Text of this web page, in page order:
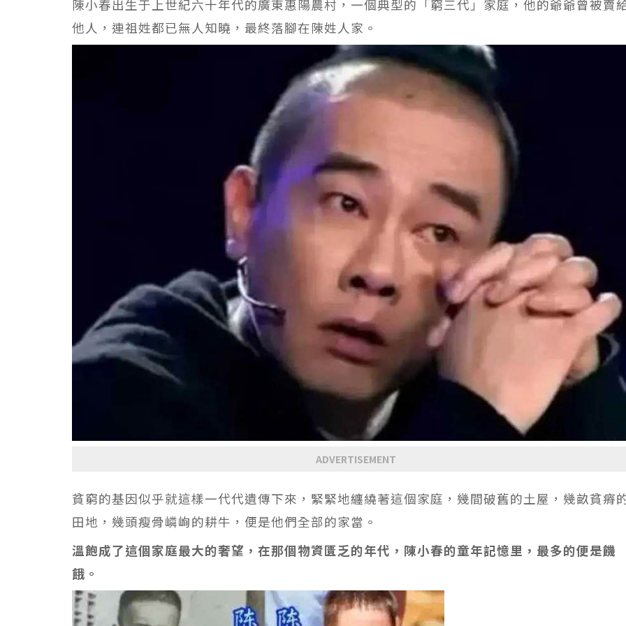
陳小春出生于上世紀六十年代的廣東惠陽農村，一個典型的「窮三代」家庭，他的爺爺曾被賣
他人，連祖姓都已無人知曉，最終落腳在陳姓人家。
ADVERTISEMENT
貧窮的基因似乎就這樣一代代遺傳下來，緊緊地纏繞著這個家庭，幾間破舊的土屋，幾畝貧瘠
田地，幾頭瘦骨嶙峋的耕牛，便是他們全部的家當。
溫飽成了這個家庭最大的奢望，在那個物資匱乏的年代，陳小春的童年記憶里，最多的便是饑
餓。